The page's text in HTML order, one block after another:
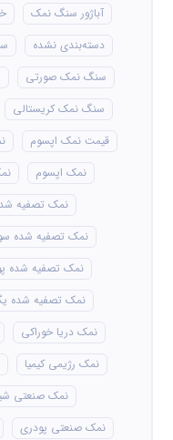
آباژور سنگ نمک
دسته‌بندی نشده
سنگ نمک صورتی
سنگ نمک کریستالی
قیمت نمک اپسوم
نمک اپسوم
نمک تصفیه
نمک تصفیه شده
نمک تصفیه شده
نمک تصفیه شده
نمک دریا خوراکی
نمک رژیمی کیمیا
نمک صنعتی
نمک صنعتی پودری